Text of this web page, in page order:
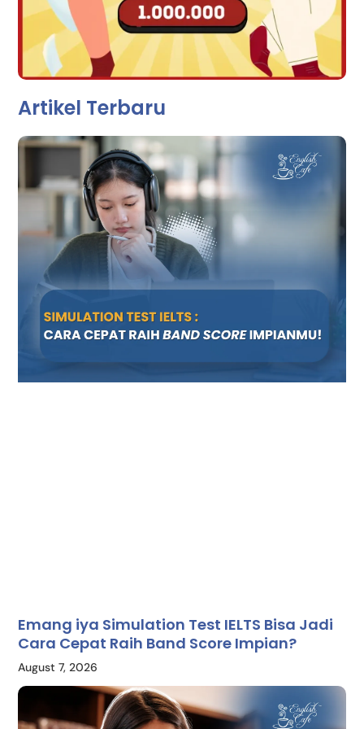
Artikel Terbaru
Emang iya Simulation Test IELTS Bisa Jadi
Cara Cepat Raih Band Score Impian?
August 7, 2026